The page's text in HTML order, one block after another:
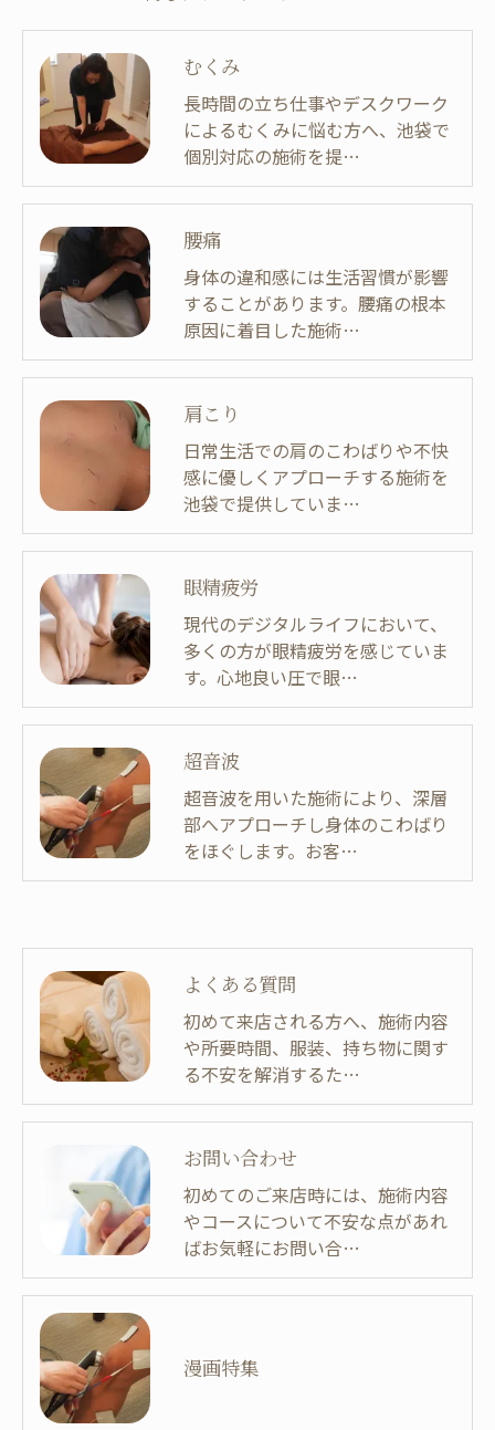
むくみ
長時間の立ち仕事やデスクワーク
によるむくみに悩む方へ、池袋で
個別対応の施術を提…
腰痛
身体の違和感には生活習慣が影響
することがあります。腰痛の根本
原因に着目した施術…
肩こり
日常生活での肩のこわばりや不快
感に優しくアプローチする施術を
池袋で提供していま…
眼精疲労
現代のデジタルライフにおいて、
多くの方が眼精疲労を感じていま
す。心地良い圧で眼…
超音波
超音波を用いた施術により、深層
部へアプローチし身体のこわばり
をほぐします。お客…
よくある質問
初めて来店される方へ、施術内容
や所要時間、服装、持ち物に関す
る不安を解消するた…
お問い合わせ
初めてのご来店時には、施術内容
やコースについて不安な点があれ
ばお気軽にお問い合…
漫画特集